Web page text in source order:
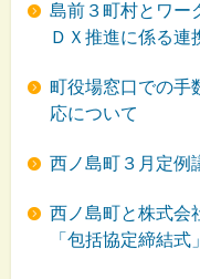
島前３町村とワー
ＤＸ推進に係る連
町役場窓口での手
応について
西ノ島町３月定例
西ノ島町と株式会
「包括協定締結